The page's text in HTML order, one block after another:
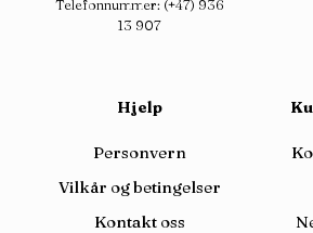
Telefonnummer: (+47) 936
13 907
Hjelp
Personvern
Vilkår og betingelser
Kontakt oss